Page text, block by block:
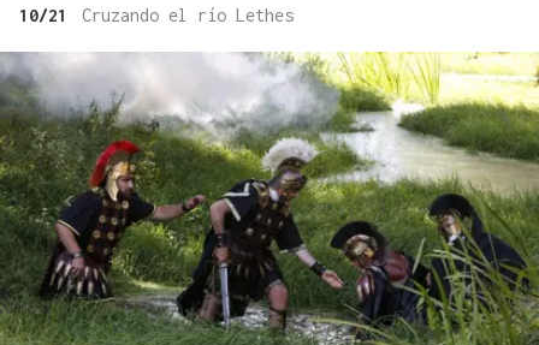
10/21 Cruzando el río Lethes